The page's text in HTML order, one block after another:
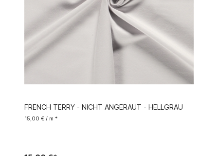
FRENCH TERRY - NICHT ANGERAUT - HELLGRAU
15,00 € / m *